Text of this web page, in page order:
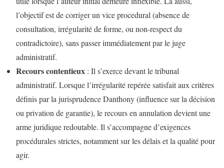
l’objectif est de corriger un vice procedural (absence de
consultation, irrégularité de forme, ou non-respect du
contradictoire), sans passer immédiatement par le juge
administratif.
Recours contentieux : Il s’exerce devant le tribunal
administratif. Lorsque l’irrégularité repérée satisfait aux critères
définis par la jurisprudence Danthony (influence sur la décision
ou privation de garantie), le recours en annulation devient une
arme juridique redoutable. Il s’accompagne d’exigences
procédurales strictes, notamment sur les délais et la qualité pour
agir.